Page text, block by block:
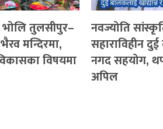
तुलसीपुर–
मन्दिरमा,
विषयमा
नवज्योति
सहाराविहीन
नगद सहयोग,
अपिल